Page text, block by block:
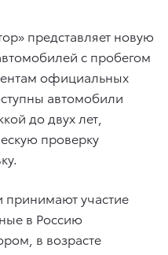
представляет новую
с пробегом
официальных
автомобили
до двух лет,
проверку
участие
в Россию
в возрасте